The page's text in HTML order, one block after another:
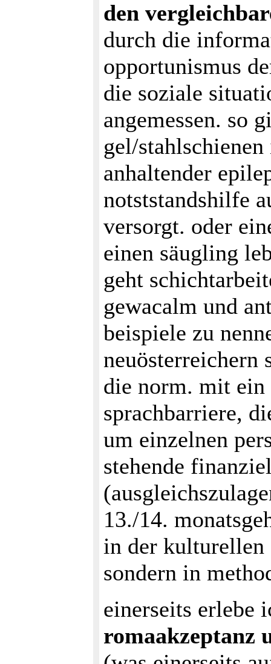
den
durch die
opportunismus
die soziale
angemessen. so
gel/
anhaltender
notststandshilfe
versorgt. oder
einen säugling
geht
gewacalm und
beispiele zu
neuösterreichern
die norm. mit
sprachbarriere,
um einzelnen
stehende
13./14.
in der kulturellen
sondern in
einerseits erlebe
romaakzeptanz